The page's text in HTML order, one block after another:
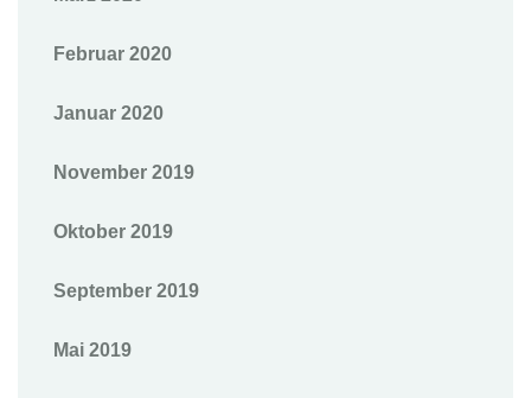
Februar 2020
Januar 2020
November 2019
Oktober 2019
September 2019
Mai 2019